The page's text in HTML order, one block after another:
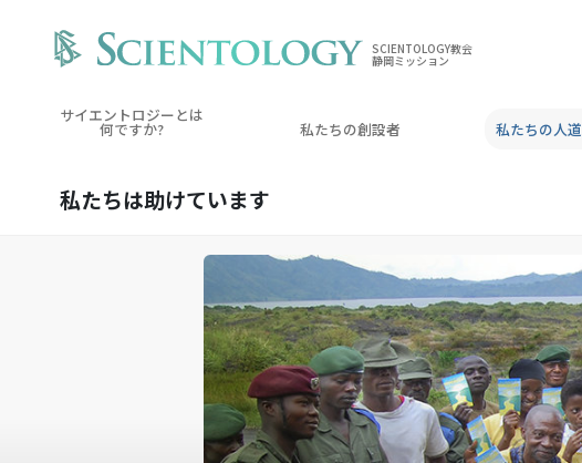
SCIENTOLOGY教会
静岡ミッション
サイエントロジーとは
何ですか? 私たちの創設者 私たちの人
私たちは助けています